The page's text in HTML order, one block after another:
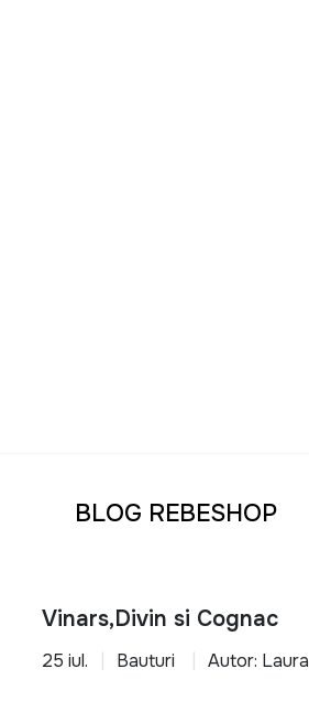
BLOG REBESHOP
Vinars,Divin si Cognac
25 iul. Bauturi Autor: Laura